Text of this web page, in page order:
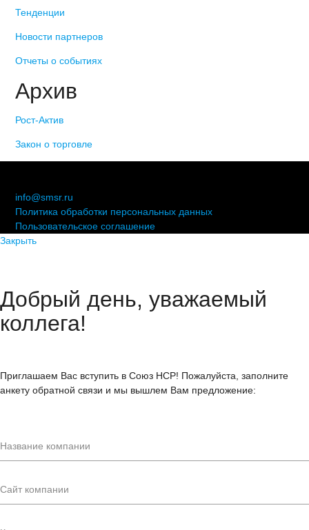
Тенденции
Новости партнеров
Отчеты о событиях
Архив
Рост-Актив
Закон о торговле
info@smsr.ru
Политика обработки персональных данных
Пользовательское соглашение
Закрыть
Добрый день, уважаемый
коллега!
Приглашаем Вас вступить в Союз НСР! Пожалуйста, заполните
анкету обратной связи и мы вышлем Вам предложение: